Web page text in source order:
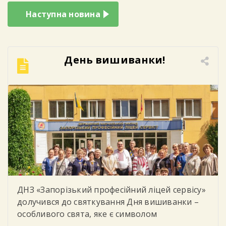
Наступна новина
День вишиванки!
ДНЗ «Запорізький професійний ліцей сервісу»
долучився до святкування Дня вишиванки –
особливого свята, яке є символом